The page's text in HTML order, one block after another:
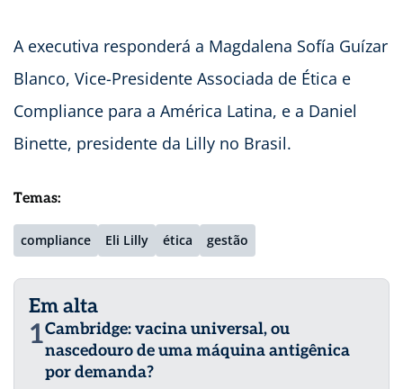
A executiva responderá a Magdalena Sofía Guízar
Blanco, Vice-Presidente Associada de Ética e
Compliance para a América Latina, e a Daniel
Binette, presidente da Lilly no Brasil.
Temas:
compliance Eli Lilly ética gestão
Em alta
1Cambridge: vacina universal, ou
nascedouro de uma máquina antigênica
por demanda?